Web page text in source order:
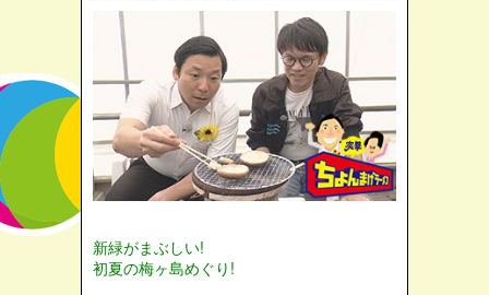
新緑がまぶしい!
初夏の梅ヶ島めぐり!